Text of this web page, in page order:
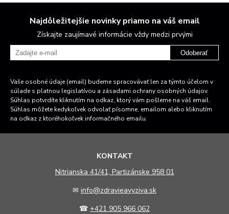
Najdôležitejšie novinky priamo na váš email
Získajte zaujímavé informácie vždy medzi prvými
Odoberať
Vaše osobné údaje (email) budeme spracovávať len za týmto účelom v
súlade s platnou legislatívou a zásadami ochrany osobných údajov.
Súhlas potvrdíte kliknutím na odkaz, ktorý vám pošleme na váš email.
Súhlas môžete kedykoľvek odvolať písomne, emailom alebo kliknutím
na odkaz z ktoréhokoľvek informačného emailu.
KONTAKT
Nitrianska 41/41, Partizánske 958 01
✉ info@zdravieavyziva.sk
☎ +421 905 966 062